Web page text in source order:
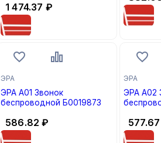
1 474.37 ₽
ЭРА
ЭРА A01 Звонок
беспроводной Б0019873
586.82 ₽
ЭРА
ЭРА A02
577.67